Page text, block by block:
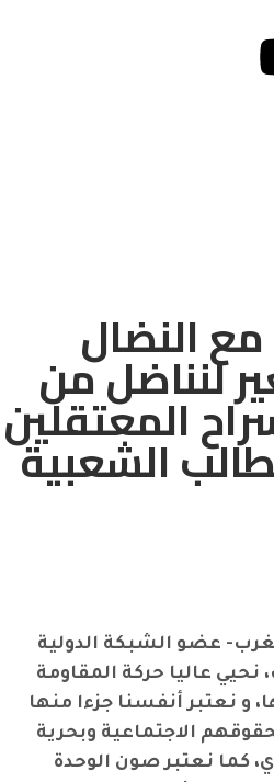
النضال
لنناضل من
المعتقلين
الشعبية
عضو الشبكة الدولية
نحيي عاليا حركة المقاومة
و نعتبر أنفسنا جزءا منها
الاجتماعية وبحرية
كما نعتبر صون الوحدة